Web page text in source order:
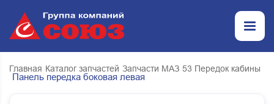
Главная Каталог запчастей Запчасти МАЗ 53 Передок кабины
Панель передка боковая левая